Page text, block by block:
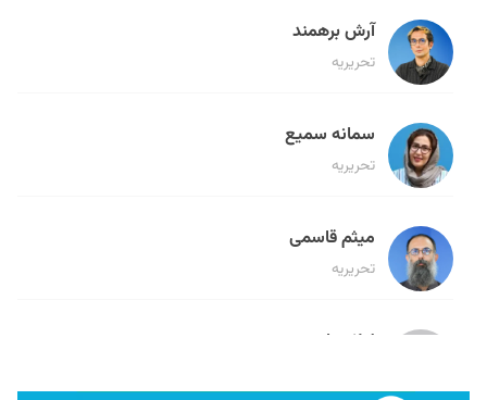
آرش برهمند
تحریریه
سمانه سمیع
تحریریه
میثم قاسمی
تحریریه
لیلا حنارود